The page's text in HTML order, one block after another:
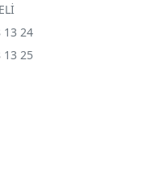
13 24
13 25